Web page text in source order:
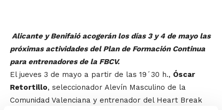
Alicante y Benifaió acogerán los días 3 y 4 de mayo las
próximas actividades del Plan de Formación Continua
para entrenadores de la FBCV.
El jueves 3 de mayo a partir de las 19´30 h., Óscar
Retortillo, seleccionador Alevín Masculino de la
Comunidad Valenciana y entrenador del Heart Break